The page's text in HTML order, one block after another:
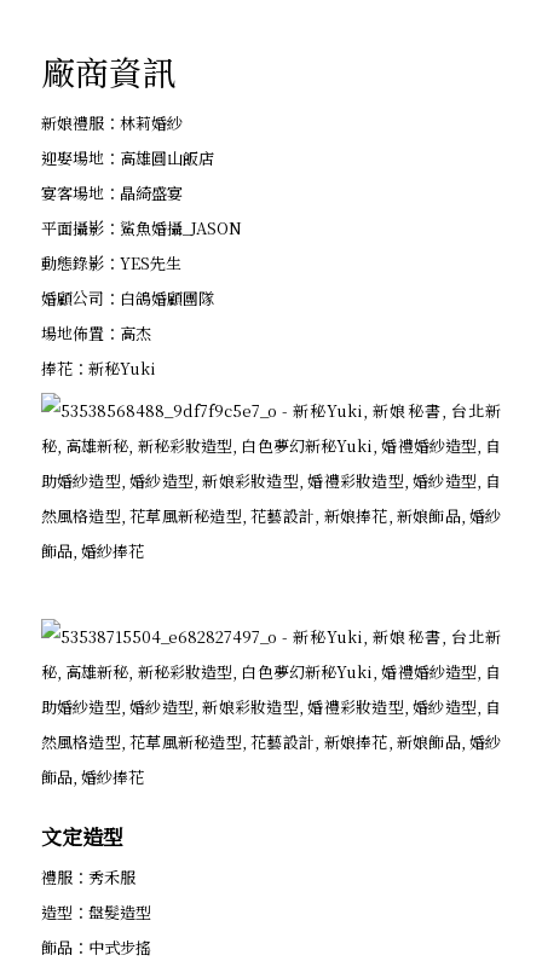
廠商資訊
新娘禮服：林莉婚紗
迎娶場地：高雄圓山飯店
宴客場地：晶綺盛宴
平面攝影：鯊魚婚攝_JASON
動態錄影：YES先生
婚顧公司：白鴿婚顧團隊
場地佈置：高杰
捧花：新秘Yuki
文定造型
禮服：秀禾服
造型：盤髮造型
飾品：中式步搖